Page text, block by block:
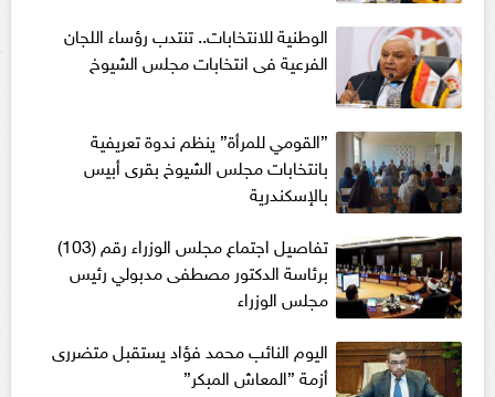
الوطنية للانتخابات.. تنتدب رؤساء اللجان
الفرعية فى انتخابات مجلس الشيوخ
”القومي للمرأة” ينظم ندوة تعريفية
بانتخابات مجلس الشيوخ بقرى أبيس
بالإسكندرية
تفاصيل اجتماع مجلس الوزراء رقم (103)
برئاسة الدكتور مصطفى مدبولي رئيس
مجلس الوزراء
اليوم النائب محمد فؤاد يستقبل متضررى
أزمة ”المعاش المبكر”